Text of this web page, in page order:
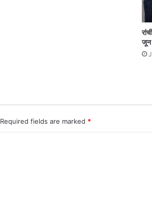
जून
Required fields are marked *